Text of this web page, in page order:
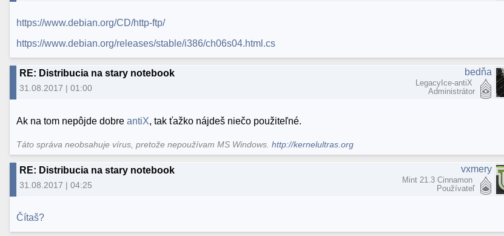
https://www.debian.org/CD/http-ftp/
https://www.debian.org/releases/stable/i386/ch06s04.html.cs
RE: Distribucia na stary notebook
31.08.2017 | 01:00
bedňa
LegacyIce-antiX
Administrátor
Ak na tom nepôjde dobreantiX, tak ťažko nájdeš niečo použiteľné.
Táto správa neobsahuje vírus, pretože nepoužívam MS Windows.http://kernelultras.org
RE: Distribucia na stary notebook
31.08.2017 | 04:25
vxmery
Mint 21.3 Cinnamon
Používateľ
Čítaš?